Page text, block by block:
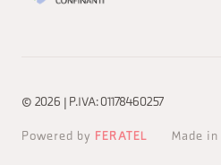
© 2026 | P.IVA: 01178460257
Powered by FERATEL Made in